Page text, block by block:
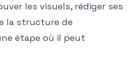
les visuels, rédiger ses
la structure de
étape où il peut